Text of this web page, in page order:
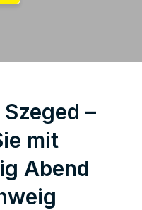
–
mit
Abend